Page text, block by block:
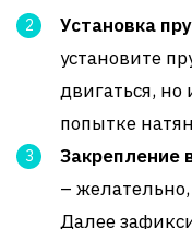
Установка
установите
двигаться,
попытке
Закрепление
–
Далее